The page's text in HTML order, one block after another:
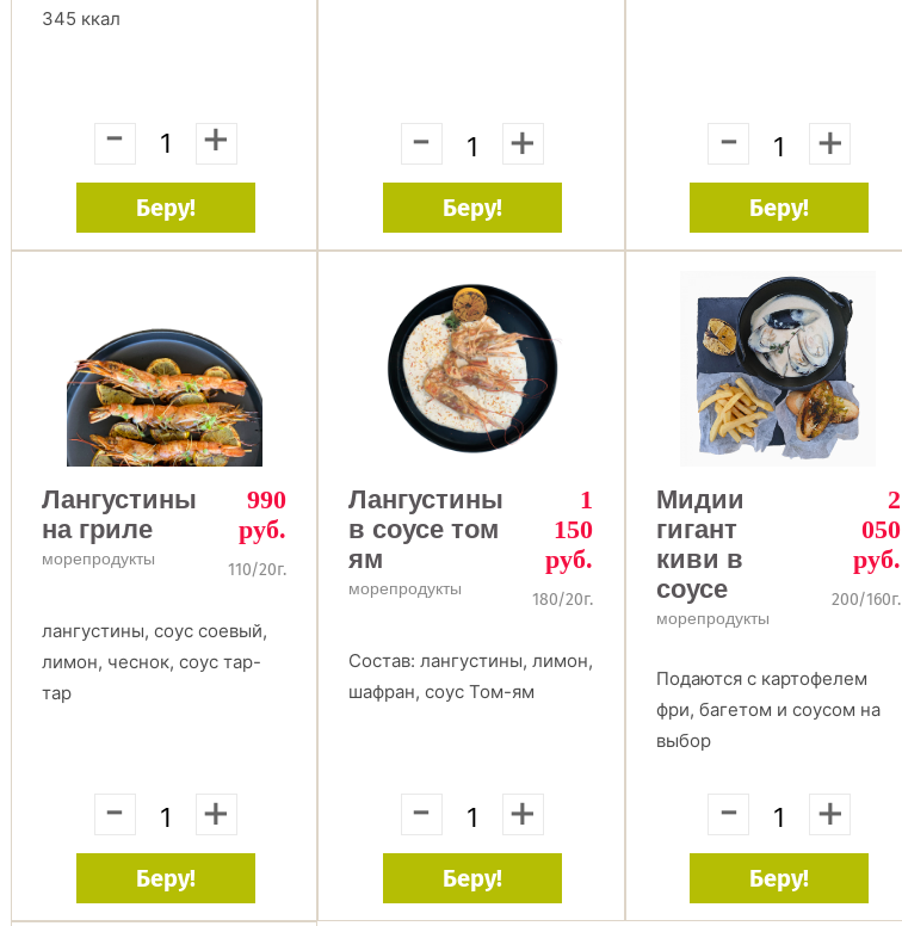
345 ккал
- +
Беру!
- +
Беру!
- +
Беру!
Лангустины
на гриле
морепродукты
990
руб.
110/20г.
лангустины, соус соевый,
лимон, чеснок, соус тар-
тар
- +
Беру!
Лангустины
в соусе том
ям
морепродукты
1
150
руб.
180/20г.
Состав: лангустины, лимон,
шафран, соус Том-ям
- +
Беру!
Мидии
гигант
киви в
соусе
морепродукты
2
050
руб.
200/160г.
Подаются с картофелем
фри, багетом и соусом на
выбор
- +
Беру!